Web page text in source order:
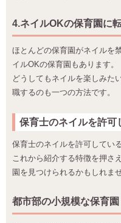
4.ネイルOKの保育園に
ほとんどの保育園がネイルを
イルOKの保育園もあります。
どうしてもネイルを楽しみた
職するのも一つの方法です。
保育士のネイルを許可
保育士のネイルを許可してい
これから紹介する特徴を押さ
園を見つけられるかもしれませ
都市部の小規模な保育園